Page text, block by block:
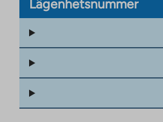
Lägenhetsnummer